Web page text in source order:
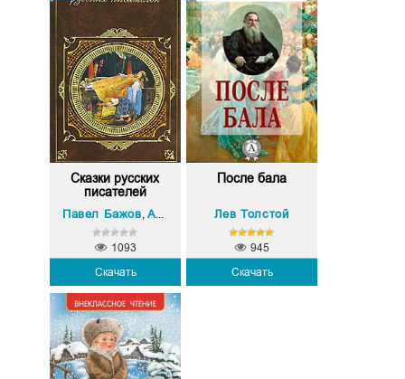
Сказки русских
писателей
Павел Бажов Александр Пушкин ,Евгений Шварц
Скачать
1093
После бала
Лев Толстой
Скачать
945